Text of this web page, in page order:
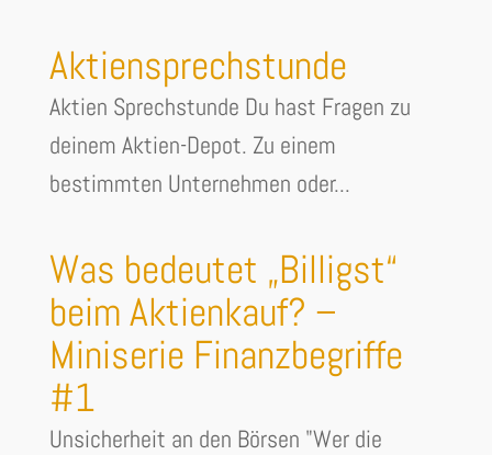
Aktiensprechstunde
Aktien Sprechstunde Du hast Fragen zu
deinem Aktien-Depot. Zu einem
bestimmten Unternehmen oder...
Was bedeutet „Billigst“
beim Aktienkauf? –
Miniserie Finanzbegriffe
#1
Unsicherheit an den Börsen "Wer die